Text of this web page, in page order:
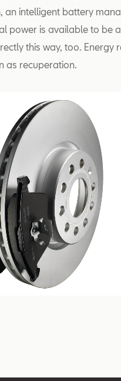
an intelligent battery
power is available to be
this way, too. Energy
as recuperation.